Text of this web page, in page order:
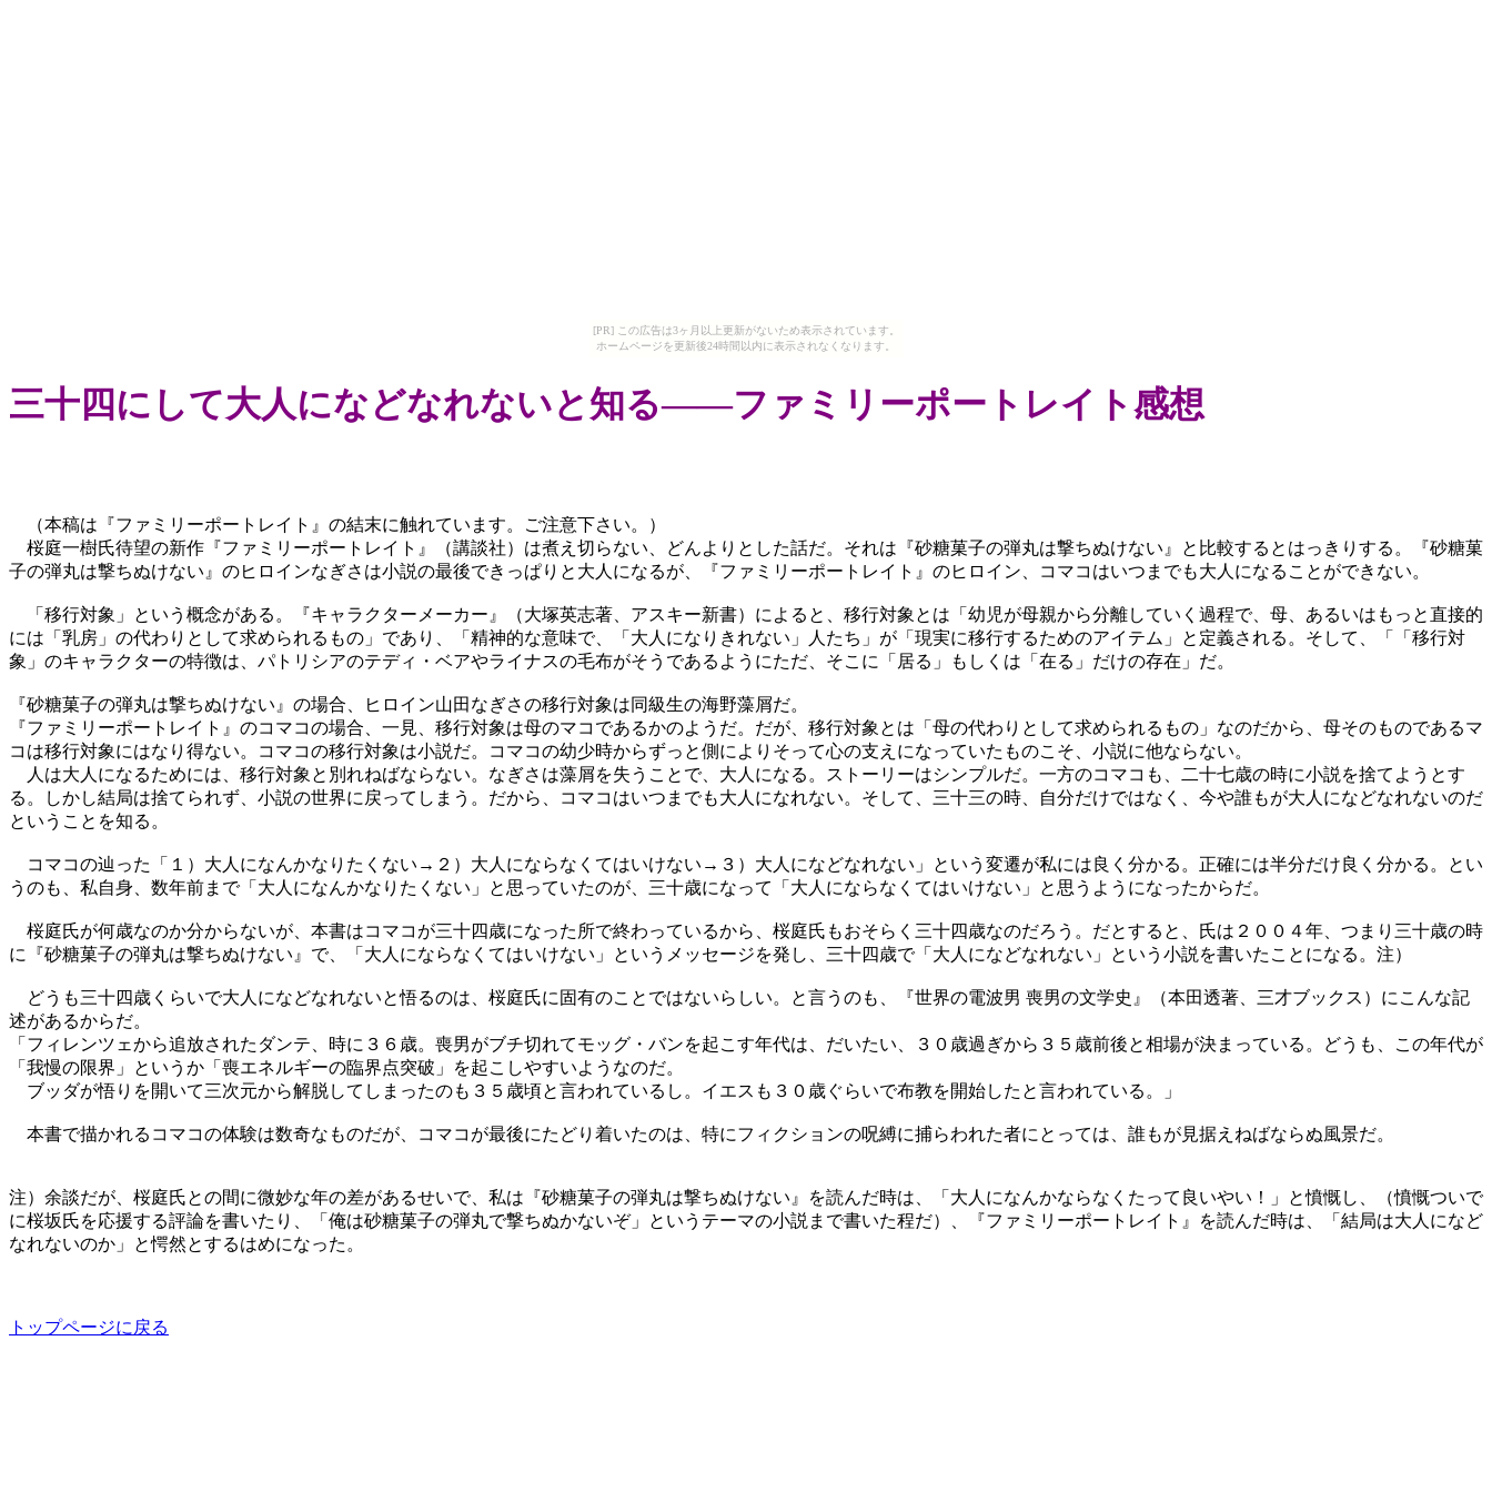
[PR] この広告は3ヶ月以上更新がないため表示されています。
ホームページを更新後24時間以内に表示されなくなります。
三十四にして大人になどなれないと知る――ファミリーポートレイト感想
（本稿は『ファミリーポートレイト』の結末に触れています。ご注意下さい。）
桜庭一樹氏待望の新作『ファミリーポートレイト』（講談社）は煮え切らない、どんよりとした話だ。それは『砂糖菓子の弾丸は撃ちぬけない』と比較するとはっきりする。『砂糖菓
子の弾丸は撃ちぬけない』のヒロインなぎさは小説の最後できっぱりと大人になるが、『ファミリーポートレイト』のヒロイン、コマコはいつまでも大人になることができない。
「移行対象」という概念がある。『キャラクターメーカー』（大塚英志著、アスキー新書）によると、移行対象とは「幼児が母親から分離していく過程で、母、あるいはもっと直接的
には「乳房」の代わりとして求められるもの」であり、「精神的な意味で、「大人になりきれない」人たち」が「現実に移行するためのアイテム」と定義される。そして、「「移行対
象」のキャラクターの特徴は、パトリシアのテディ・ベアやライナスの毛布がそうであるようにただ、そこに「居る」もしくは「在る」だけの存在」だ。
『砂糖菓子の弾丸は撃ちぬけない』の場合、ヒロイン山田なぎさの移行対象は同級生の海野藻屑だ。
『ファミリーポートレイト』のコマコの場合、一見、移行対象は母のマコであるかのようだ。だが、移行対象とは「母の代わりとして求められるもの」なのだから、母そのものであるマ
コは移行対象にはなり得ない。コマコの移行対象は小説だ。コマコの幼少時からずっと側によりそって心の支えになっていたものこそ、小説に他ならない。
人は大人になるためには、移行対象と別れねばならない。なぎさは藻屑を失うことで、大人になる。ストーリーはシンプルだ。一方のコマコも、二十七歳の時に小説を捨てようとす
る。しかし結局は捨てられず、小説の世界に戻ってしまう。だから、コマコはいつまでも大人になれない。そして、三十三の時、自分だけではなく、今や誰もが大人になどなれないのだ
ということを知る。
コマコの辿った「１）大人になんかなりたくない→２）大人にならなくてはいけない→３）大人になどなれない」という変遷が私には良く分かる。正確には半分だけ良く分かる。とい
うのも、私自身、数年前まで「大人になんかなりたくない」と思っていたのが、三十歳になって「大人にならなくてはいけない」と思うようになったからだ。
桜庭氏が何歳なのか分からないが、本書はコマコが三十四歳になった所で終わっているから、桜庭氏もおそらく三十四歳なのだろう。だとすると、氏は２００４年、つまり三十歳の時
に『砂糖菓子の弾丸は撃ちぬけない』で、「大人にならなくてはいけない」というメッセージを発し、三十四歳で「大人になどなれない」という小説を書いたことになる。注）
どうも三十四歳くらいで大人になどなれないと悟るのは、桜庭氏に固有のことではないらしい。と言うのも、『世界の電波男 喪男の文学史』（本田透著、三才ブックス）にこんな記
述があるからだ。
「フィレンツェから追放されたダンテ、時に３６歳。喪男がブチ切れてモッグ・バンを起こす年代は、だいたい、３０歳過ぎから３５歳前後と相場が決まっている。どうも、この年代が
「我慢の限界」というか「喪エネルギーの臨界点突破」を起こしやすいようなのだ。
ブッダが悟りを開いて三次元から解脱してしまったのも３５歳頃と言われているし。イエスも３０歳ぐらいで布教を開始したと言われている。」
本書で描かれるコマコの体験は数奇なものだが、コマコが最後にたどり着いたのは、特にフィクションの呪縛に捕らわれた者にとっては、誰もが見据えねばならぬ風景だ。
注）余談だが、桜庭氏との間に微妙な年の差があるせいで、私は『砂糖菓子の弾丸は撃ちぬけない』を読んだ時は、「大人になんかならなくたって良いやい！」と憤慨し、（憤慨ついで
に桜坂氏を応援する評論を書いたり、「俺は砂糖菓子の弾丸で撃ちぬかないぞ」というテーマの小説まで書いた程だ）、『ファミリーポートレイト』を読んだ時は、「結局は大人になど
なれないのか」と愕然とするはめになった。
トップページに戻る